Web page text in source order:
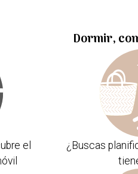
el
Dormir,
¿Buscas